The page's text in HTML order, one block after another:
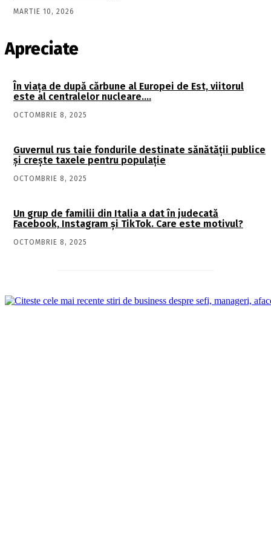
MARTIE 10, 2026
Apreciate
În viaţa de după cărbune al Europei de Est, viitorul
este al centralelor nucleare….
OCTOMBRIE 8, 2025
Guvernul rus taie fondurile destinate sănătății publice
și crește taxele pentru populație
OCTOMBRIE 8, 2025
Un grup de familii din Italia a dat în judecată
Facebook, Instagram și TikTok. Care este motivul?
OCTOMBRIE 8, 2025